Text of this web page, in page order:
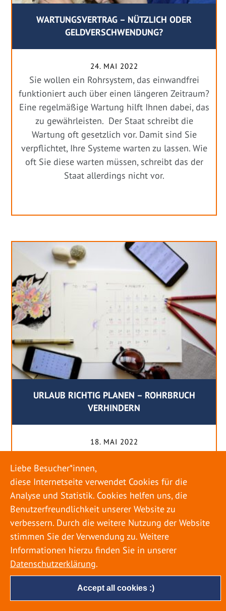
WARTUNGSVERTRAG – NÜTZLICH ODER
GELDVERSCHWENDUNG?
24. MAI 2022
Sie wollen ein Rohrsystem, das einwandfrei
funktioniert auch über einen längeren Zeitraum?
Eine regelmäßige Wartung hilft Ihnen dabei, das
zu gewährleisten. Der Staat schreibt die
Wartung oft gesetzlich vor. Damit sind Sie
verpflichtet, Ihre Systeme warten zu lassen. Wie
oft Sie diese warten müssen, schreibt das der
Staat allerdings nicht vor.
URLAUB RICHTIG PLANEN – ROHRBRUCH
VERHINDERN
18. MAI 2022
genießen ihren Urlaub. Dabei zieht es die Einen
weiter weg, die Anderen bleiben dann doch
lieber in der Heimat. Wenn Sie für eine längere
Zeit wegfahren möchten, gibt es einige Dinge zu
beachten, damit nicht anschließend eine böse
Überraschung auf Sie wartet. Um einen
möglichst entspannten Urlaub zu […]
Accept all cookies :)
Liebe Besucher*innen,
diese Internetseite verwendet Cookies für die
Analyse und Statistik. Cookies helfen uns, die
Benutzerfreundlichkeit unserer Website zu
verbessern. Durch die weitere Nutzung der Website
stimmen Sie der Verwendung zu. Weitere
Informationen hierzu finden Sie in unserer
Datenschutzerklärung.